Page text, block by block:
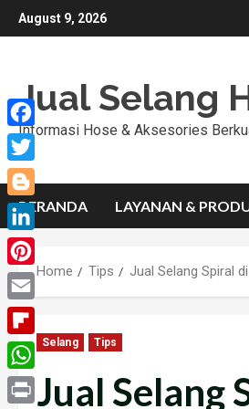
Skip
to
August 9, 2026
Jual Selang
Informasi Hose & Aksesories
BERANDA LAYANAN &
Home Tips Jual Selang Spiral
Selang Tips
Jual Selang
Facebook
Twitter
Blogger
LinkedIn
Pinterest
Email
Flipboard
WhatsApp